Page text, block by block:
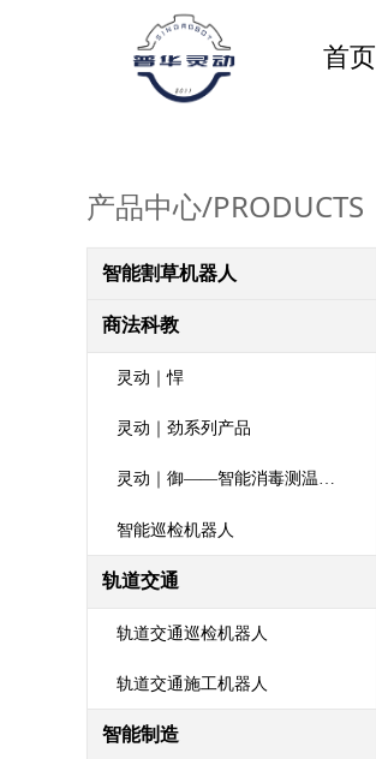
首页
产品中心/PRODUCTS
智能割草机器人
商法科教
灵动｜悍
灵动｜劲系列产品
灵动｜御——智能消毒测温机器人
智能巡检机器人
轨道交通
轨道交通巡检机器人
轨道交通施工机器人
智能制造